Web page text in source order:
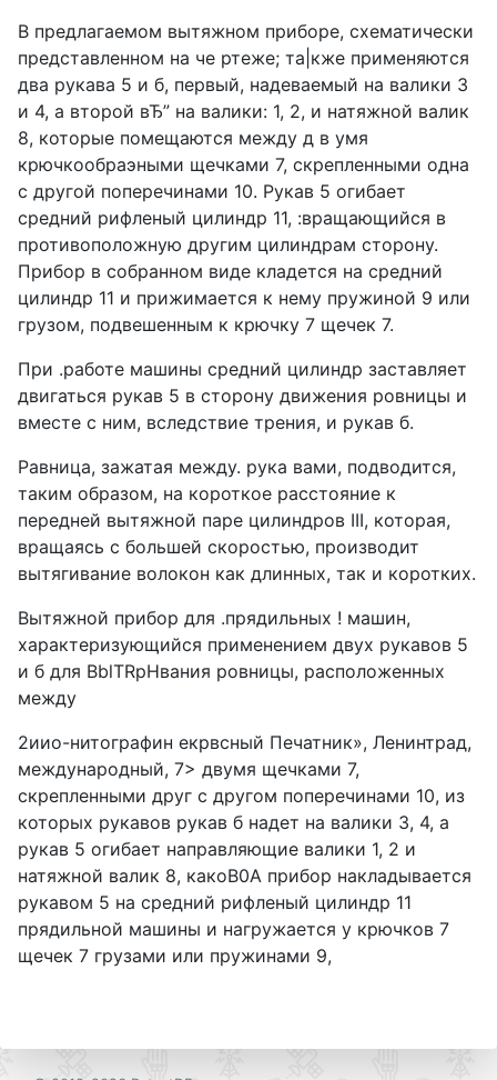
В предлагаемом вытяжном приборе, схематически
представленном на че ртеже; та|кже применяются
два рукава 5 и б, первый, надеваемый на валики 3
и 4, а второй вЂ” на валики: 1, 2, и натяжной валик
8, которые помещаются между д в умя
крючкообраэными щечками 7, скрепленными одна
с другой поперечинами 10. Рукав 5 огибает
средний рифленый цилиндр 11, :вращающийся в
противоположную другим цилиндрам сторону.
Прибор в собранном виде кладется на средний
цилиндр 11 и прижимается к нему пружиной 9 или
грузом, подвешенным к крючку 7 щечек 7.
При .работе машины средний цилиндр заставляет
двигаться рукав 5 в сторону движения ровницы и
вместе с ним, вследствие трения, и рукав б.
Равница, зажатая между. рука вами, подводится,
таким образом, на короткое расстояние к
передней вытяжной паре цилиндров III, которая,
вращаясь с большей скоростью, производит
вытягивание волокон как длинных, так и коротких.
Вытяжной прибор для .прядильных ! машин,
характеризующийся применением двух рукавов 5
и б для BblTRpHвания ровницы, расположенных
между
2иио-нитографин екрвсный Печатник», Ленинтрад,
международный, 7> двумя щечками 7,
скрепленными друг с другом поперечинами 10, из
которых рукавов рукав б надет на валики 3, 4, а
рукав 5 огибает направляющие валики 1, 2 и
натяжной валик 8, какоВ0А прибор накладывается
рукавом 5 на средний рифленый цилиндр 11
прядильной машины и нагружается у крючков 7
щечек 7 грузами или пружинами 9,